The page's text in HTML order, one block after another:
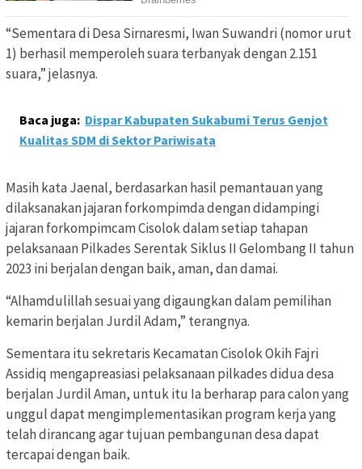
“Sementara di Desa Sirnaresmi, Iwan Suwandri (nomor urut
1) berhasil memperoleh suara terbanyak dengan 2.151
suara,” jelasnya.
Baca juga: Dispar Kabupaten Sukabumi Terus Genjot
Kualitas SDM di Sektor Pariwisata
Masih kata Jaenal, berdasarkan hasil pemantauan yang
dilaksanakan jajaran forkompimda dengan didampingi
jajaran forkompimcam Cisolok dalam setiap tahapan
pelaksanaan Pilkades Serentak Siklus II Gelombang II tahun
2023 ini berjalan dengan baik, aman, dan damai.
“Alhamdulillah sesuai yang digaungkan dalam pemilihan
kemarin berjalan Jurdil Adam,” terangnya.
Sementara itu sekretaris Kecamatan Cisolok Okih Fajri
Assidiq mengapreasiasi pelaksanaan pilkades didua desa
berjalan Jurdil Aman, untuk itu Ia berharap para calon yang
unggul dapat mengimplementasikan program kerja yang
telah dirancang agar tujuan pembangunan desa dapat
tercapai dengan baik.